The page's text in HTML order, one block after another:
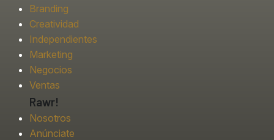
Branding
Creatividad
Independientes
Marketing
Negocios
Ventas
Rawr!
Nosotros
Anúnciate